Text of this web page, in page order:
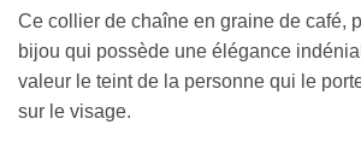
Ce collier de chaîne en graine de café,
bijou qui possède une élégance
valeur le teint de la personne qui le
sur le visage.